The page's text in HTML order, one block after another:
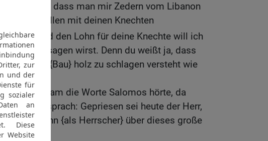
den Befehl, dass man mir Zedern vom Libanon
sollen mit deinen Knechten
[12]. Und den Lohn für deine Knechte will ich
wie du es sagen wirst. Denn du weißt ja, dass
uns ist, der {Bau} holz zu schlagen versteht wie
als Hiram die Worte Salomos hörte, da
und er sprach: Gepriesen sei heute der Herr,
weisen Sohn {als Herrscher} über dieses große